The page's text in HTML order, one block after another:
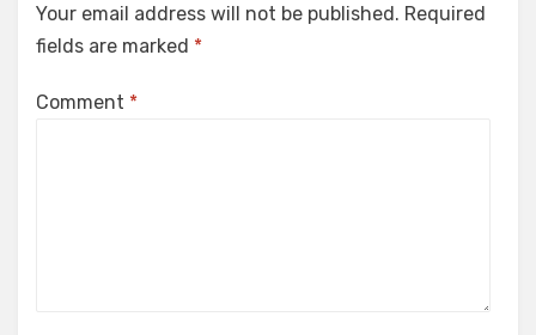
Your email address will not be published. Required
fields are marked *
Comment *